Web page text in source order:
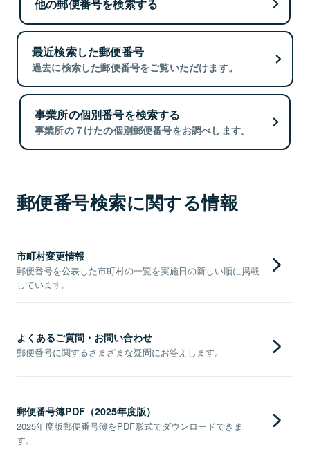
他の郵便番号を検索する
最近検索した郵便番号
過去に検索した郵便番号をご覧いただけます。
事業所の個別番号を検索する
事業所の７けたの個別郵便番号をお調べします。
郵便番号検索に関する情報
市町村変更情報
郵便番号を公表した市町村の一覧を実施日の新しい順に掲載
しています。
よくあるご質問・お問い合わせ
郵便番号に関するさまざまな疑問にお答えします。
郵便番号簿PDF（2025年度版）
2025年度版郵便番号簿をPDF形式でダウンロードできま
す。